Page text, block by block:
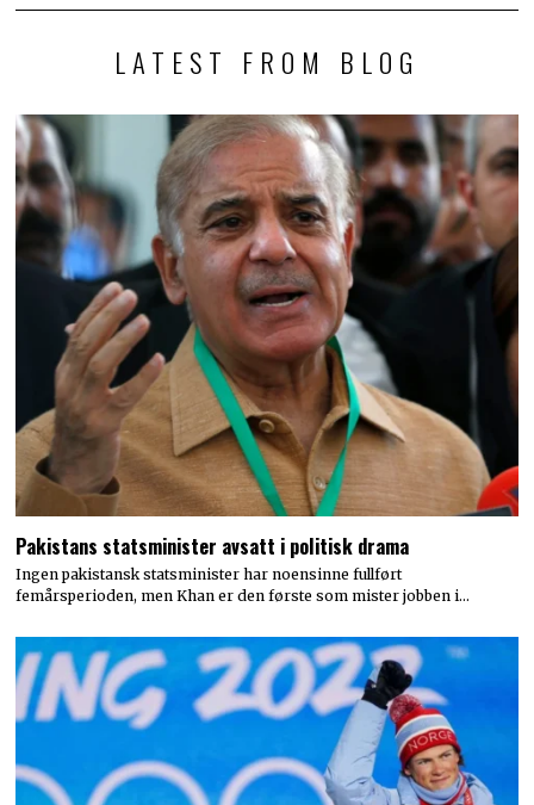
LATEST FROM BLOG
Pakistans statsminister avsatt i politisk drama
Ingen pakistansk statsminister har noensinne fullført
femårsperioden, men Khan er den første som mister jobben i…